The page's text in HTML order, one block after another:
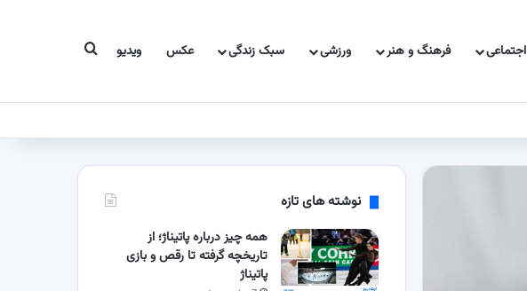
اجتماعی فرهنگ و هنر ورزشی سبک زندگی عکس ویدیو جستجو برای
نوشته های تازه
همه چیز درباره پاتیناژ؛ از
تاریخچه گرفته تا رقص و بازی
پاتیناژ